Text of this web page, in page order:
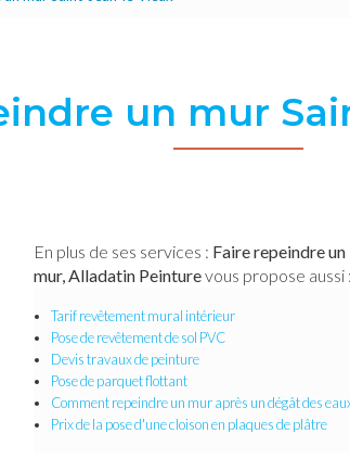
un mur
En plus de ses services : Faire repeindre un
mur, Alladatin Peinturevous propose aussi :
Tarif revêtement mural intérieur
Pose de revêtement de sol PVC
Devis travaux de peinture
Pose de parquet flottant
Comment repeindre un mur après un dégât des
Prix de la pose d'une cloison en plaques de plâtre